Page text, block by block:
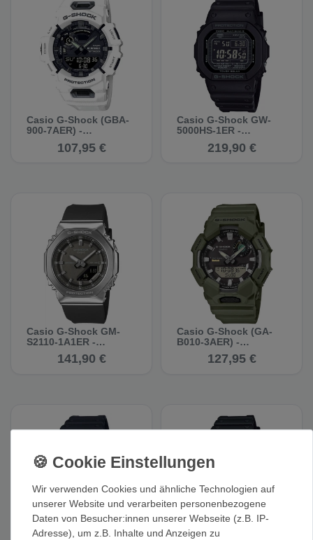
Casio G-Shock (GBA-
900-7AER) -
107,95 €
Casio G-Shock GW-
5000HS-1ER -
219,90 €
Casio G-Shock GM-
S2110-1A1ER -
Multifunktionsuhr
141,90 €
Casio G-Shock (GA-
B010-3AER) -
Multifunktionsuhr
127,95 €
Wir verwenden Cookies und ähnliche Technologien auf
unserer Website und verarbeiten personenbezogene
Daten von Besucher:innen unserer Webseite (z.B. IP-
Adresse), um z.B. Inhalte und Anzeigen zu